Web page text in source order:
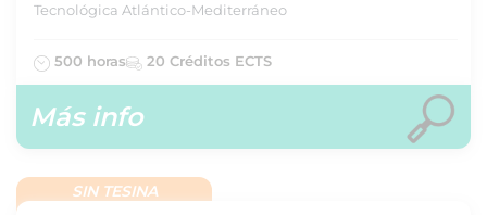
Tecnológica Atlántico-Mediterráneo
500 horas 20 Créditos ECTS
Más info
SIN TESINA